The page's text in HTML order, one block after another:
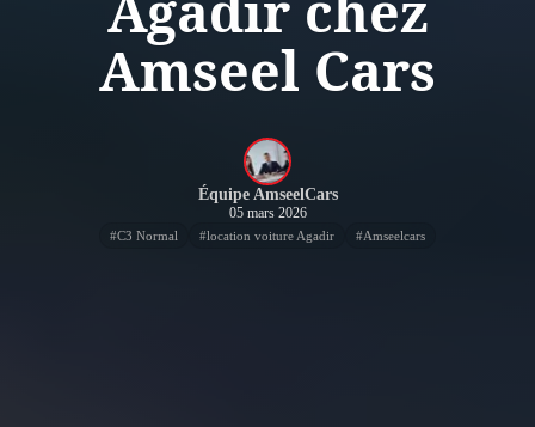
Amseel Cars
Équipe AmseelCars
05 mars 2026
#C3 Normal #location voiture Agadir #Amseelcars